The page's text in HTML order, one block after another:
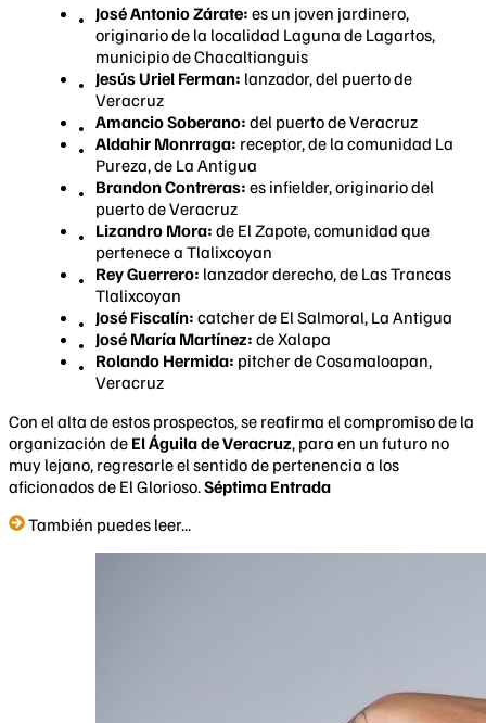
José Antonio Zárate: es un joven jardinero,
originario de la localidad Laguna de Lagartos,
municipio de Chacaltianguis
Jesús Uriel Ferman: lanzador, del puerto de
Veracruz
Amancio Soberano: del puerto de Veracruz
Aldahir Monrraga: receptor, de la comunidad La
Pureza, de La Antigua
Brandon Contreras: es infielder, originario del
puerto de Veracruz
Lizandro Mora: de El Zapote, comunidad que
pertenece a Tlalixcoyan
Rey Guerrero: lanzador derecho, de Las Trancas
Tlalixcoyan
José Fiscalín: catcher de El Salmoral, La Antigua
José María Martínez: de Xalapa
Rolando Hermida: pitcher de Cosamaloapan,
Veracruz
Con el alta de estos prospectos, se reafirma el compromiso de la
organización de El Águila de Veracruz, para en un futuro no
muy lejano, regresarle el sentido de pertenencia a los
aficionados de El Glorioso.Séptima Entrada
También puedes leer...